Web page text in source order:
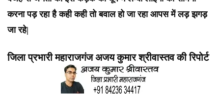
करना पड़ रहा है कही कही तो बवाल हो जा रहा आपस में लड़ झगड़
जा रहे|
जिला प्रभारी महाराजगंज अजय कुमार श्रीवास्तव की रिपोर्ट